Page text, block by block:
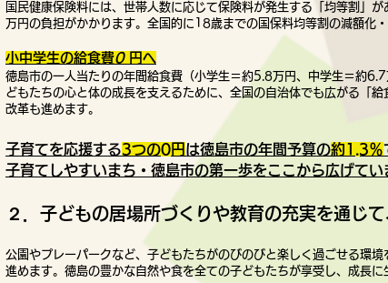
国民健康保険料には、世帯人数に応じて保険料が発生する「均等割」
万円の負担がかかります。全国的に18歳までの国保料均等割の減額化
小中学生の給食費0 円へ
徳島市の一人当たりの年間給食費（小学生＝約5.8万円、中学生＝約
どもたちの心と体の成長を支えるために、全国の自治体でも広がる「
改革も進めます。
子育てを応援する3つの0円 は徳島市の年間予算の約1.3％
子育てしやすいまち・徳島市の第一歩をここから広げてい
２．子どもの居場所づくりや教育の充実を通じ
公園やプレーパークなど、子どもたちがのびのびと楽しく過ごせる環
進めます。徳島の豊かな自然や食を全ての子どもたちが享受し、成長に